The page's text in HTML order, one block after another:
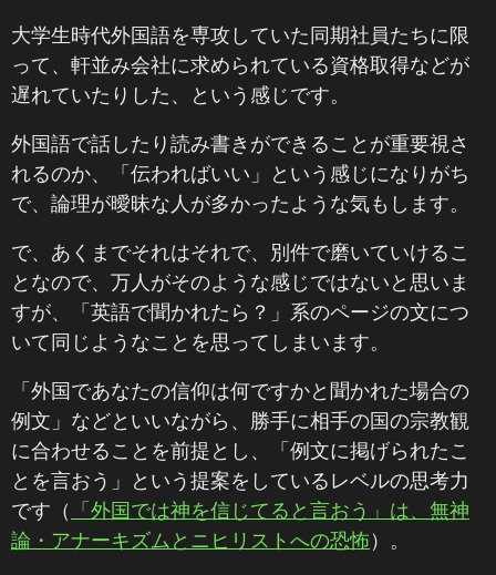
大学生時代外国語を専攻していた同期社員たちに限
って、軒並み会社に求められている資格取得などが
遅れていたりした、という感じです。
外国語で話したり読み書きができることが重要視さ
れるのか、「伝わればいい」という感じになりがち
で、論理が曖昧な人が多かったような気もします。
で、あくまでそれはそれで、別件で磨いていけるこ
となので、万人がそのような感じではないと思いま
すが、「英語で聞かれたら？」系のページの文につ
いて同じようなことを思ってしまいます。
「外国であなたの信仰は何ですかと聞かれた場合の
例文」などといいながら、勝手に相手の国の宗教観
に合わせることを前提とし、「例文に掲げられたこ
とを言おう」という提案をしているレベルの思考力
です（ 「外国では神を信じてると言おう」は、無神
論・アナーキズムとニヒリストへの恐怖）。